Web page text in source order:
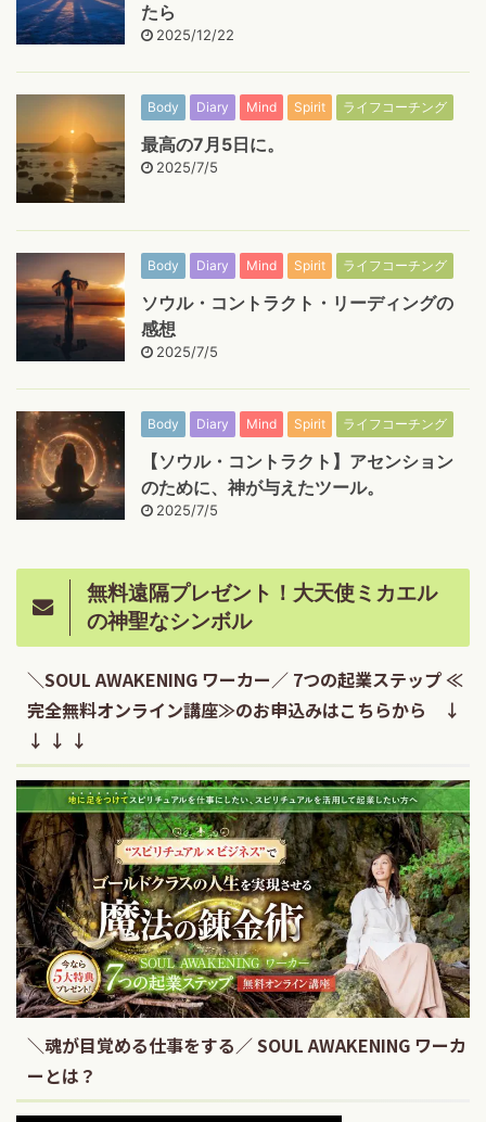
たら
2025/12/22
Body Diary Mind Spirit ライフコーチング
最高の7月5日に。
2025/7/5
Body Diary Mind Spirit ライフコーチング
ソウル・コントラクト・リーディングの
感想
2025/7/5
Body Diary Mind Spirit ライフコーチング
【ソウル・コントラクト】アセンション
のために、神が与えたツール。
2025/7/5
無料遠隔プレゼント！大天使ミカエル
の神聖なシンボル
＼SOUL AWAKENING ワーカー／ 7つの起業ステップ ≪
完全無料オンライン講座≫のお申込みはこちらから ↓
↓ ↓ ↓
＼魂が目覚める仕事をする／ SOUL AWAKENING ワーカ
ーとは？